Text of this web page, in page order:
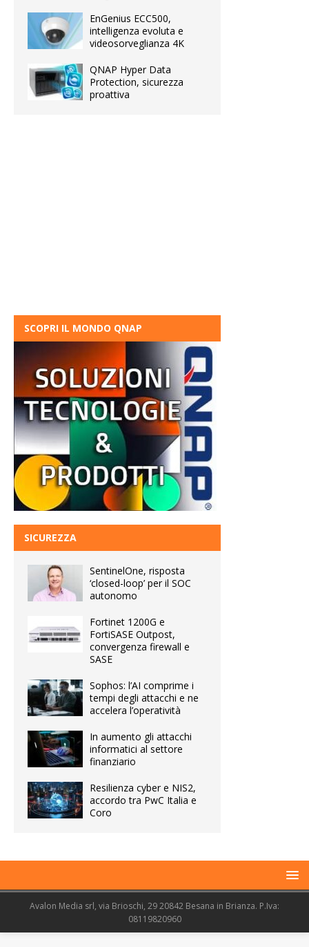
EnGenius ECC500,
intelligenza evoluta e
videosorveglianza 4K
QNAP Hyper Data
Protection, sicurezza
proattiva
SCOPRI IL MONDO QNAP
SICUREZZA
SentinelOne, risposta
‘closed-loop’ per il SOC
autonomo
Fortinet 1200G e
FortiSASE Outpost,
convergenza firewall e
SASE
Sophos: l’AI comprime i
tempi degli attacchi e ne
accelera l’operatività
In aumento gli attacchi
informatici al settore
finanziario
Resilienza cyber e NIS2,
accordo tra PwC Italia e
Coro
Avalon Media srl, via Brioschi, 29 20842 Besana in Brianza. P.Iva:
08119820960